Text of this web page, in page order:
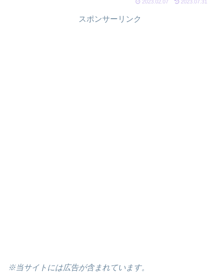
2023.02.07 2023.07.31
スポンサーリンク
※当サイトには広告が含まれています。